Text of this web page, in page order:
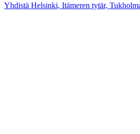
Yhdistä Helsinki, Itämeren tytär,